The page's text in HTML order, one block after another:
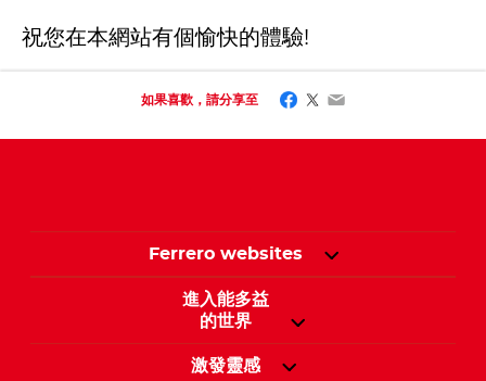
祝您在本網站有個愉快的體驗!
如果喜歡，請分享至 Facebook
Twitter
Email
Ferrero websites
進入能多益
的世界
激發靈感